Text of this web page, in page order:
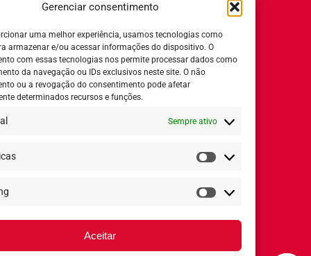
Gerenciar consentimento
uma melhor experiência, usamos tecnologias como
armazenar e/ou acessar informações do dispositivo. O
com essas tecnologias nos permite processar dados como
da navegação ou IDs exclusivos neste site. O não
ou a revogação do consentimento pode afetar
determinados recursos e funções.
Sempre ativo
Estatísticas
Marketing
Aceitar
Relatório de igualdade salarial
Horário de Atendimento:
8h ás 18h